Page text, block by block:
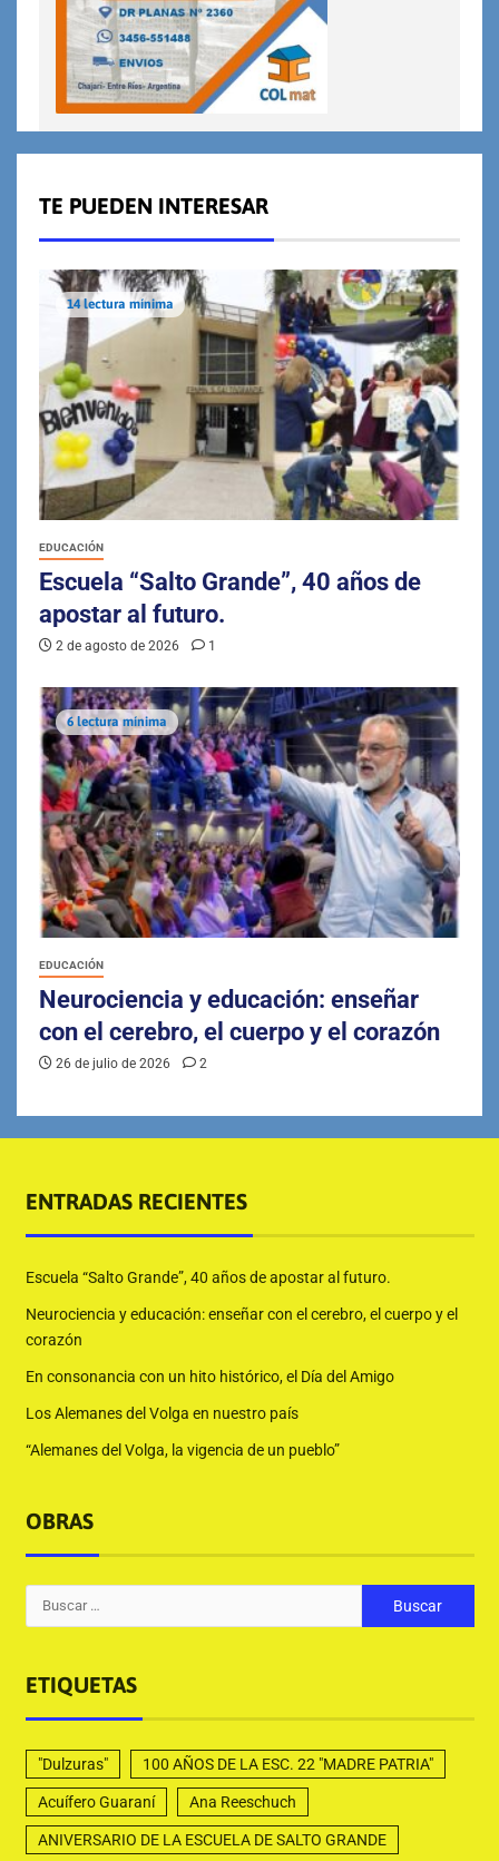
TE PUEDEN INTERESAR
14 lectura mínima
EDUCACIÓN
Escuela “Salto Grande”, 40 años de
apostar al futuro.
2 de agosto de 2026 1
6 lectura mínima
EDUCACIÓN
Neurociencia y educación: enseñar
con el cerebro, el cuerpo y el corazón
26 de julio de 2026 2
ENTRADAS RECIENTES
Escuela “Salto Grande”, 40 años de apostar al futuro.
Neurociencia y educación: enseñar con el cerebro, el cuerpo y el
corazón
En consonancia con un hito histórico, el Día del Amigo
Los Alemanes del Volga en nuestro país
“Alemanes del Volga, la vigencia de un pueblo”
OBRAS
ETIQUETAS
"Dulzuras" 100 AÑOS DE LA ESC. 22 "MADRE PATRIA"
Acuífero Guaraní Ana Reeschuch
ANIVERSARIO DE LA ESCUELA DE SALTO GRANDE